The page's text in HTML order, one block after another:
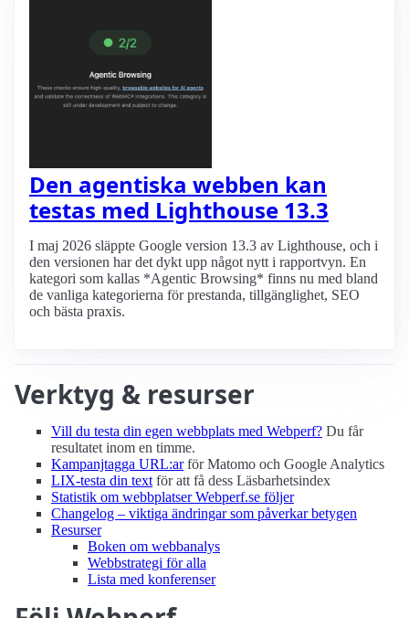
Den agentiska webben kan
testas med Lighthouse 13.3
I maj 2026 släppte Google version 13.3 av Lighthouse, och i
den versionen har det dykt upp något nytt i rapportvyn. En
kategori som kallas *Agentic Browsing* finns nu med bland
de vanliga kategorierna för prestanda, tillgänglighet, SEO
och bästa praxis.
Verktyg & resurser
Vill du testa din egen webbplats med Webperf? Du får
resultatet inom en timme.
Kampanjtagga URL:arför Matomo och Google Analytics
LIX-testa din text för att få dess Läsbarhetsindex
Statistik om webbplatser Webperf.se följer
Changelog – viktiga ändringar som påverkar betygen
Resurser
Boken om webbanalys
Webbstrategi för alla
Lista med konferenser